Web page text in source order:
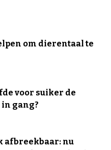
om dierentaal te
voor suiker de
gang?
afbreekbaar: nu